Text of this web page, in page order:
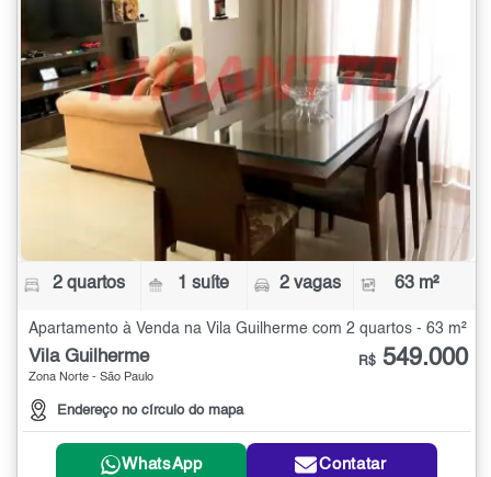
2 quartos 1 suíte 2 vagas 63 m²
Apartamento à Venda na Vila Guilherme com 2 quartos - 63 m²
Vila Guilherme
Zona Norte - São Paulo
Endereço no círculo do mapa
R$ 549.000
WhatsApp Contatar